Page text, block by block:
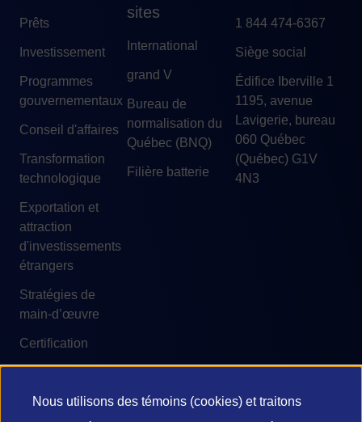
Prêts
Investissement
Programmes
gouvernementaux
Conseil d'affaires
Transformation
technologique
Exportation et
attraction
d'investissements
étrangers
Stratégies de
main-d’œuvre
Certification
sites
International
grand V
Bureau de
normalisation du
Québec (BNQ)
Filière batterie
1 844 474-6367
Siège social
Édifice Iberville 1
1195, avenue
Lavigerie, bureau
060 Québec
(Québec) G1V
4N3
Nous utilisons des témoins (cookies) et traitons